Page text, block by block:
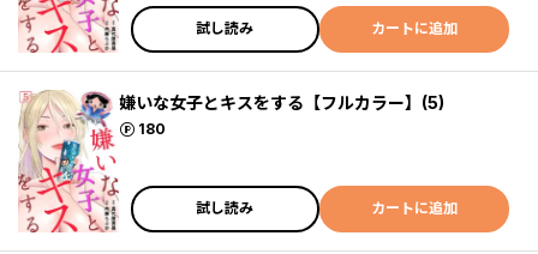
試し読み カートに追加
嫌いな女子とキスをする【フルカラー】(5)
180
ポイント
試し読み カートに追加